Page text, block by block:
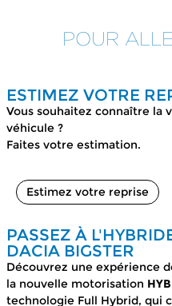
POUR
ESTIMEZ VOTRE
Vous souhaitez connaître la
véhicule ?
Faites votre estimation.
Estimez votre reprise
PASSEZ À
DACIA BIGSTER
Découvrez une expérience
la nouvelle motorisation
technologie Full Hybrid, qui